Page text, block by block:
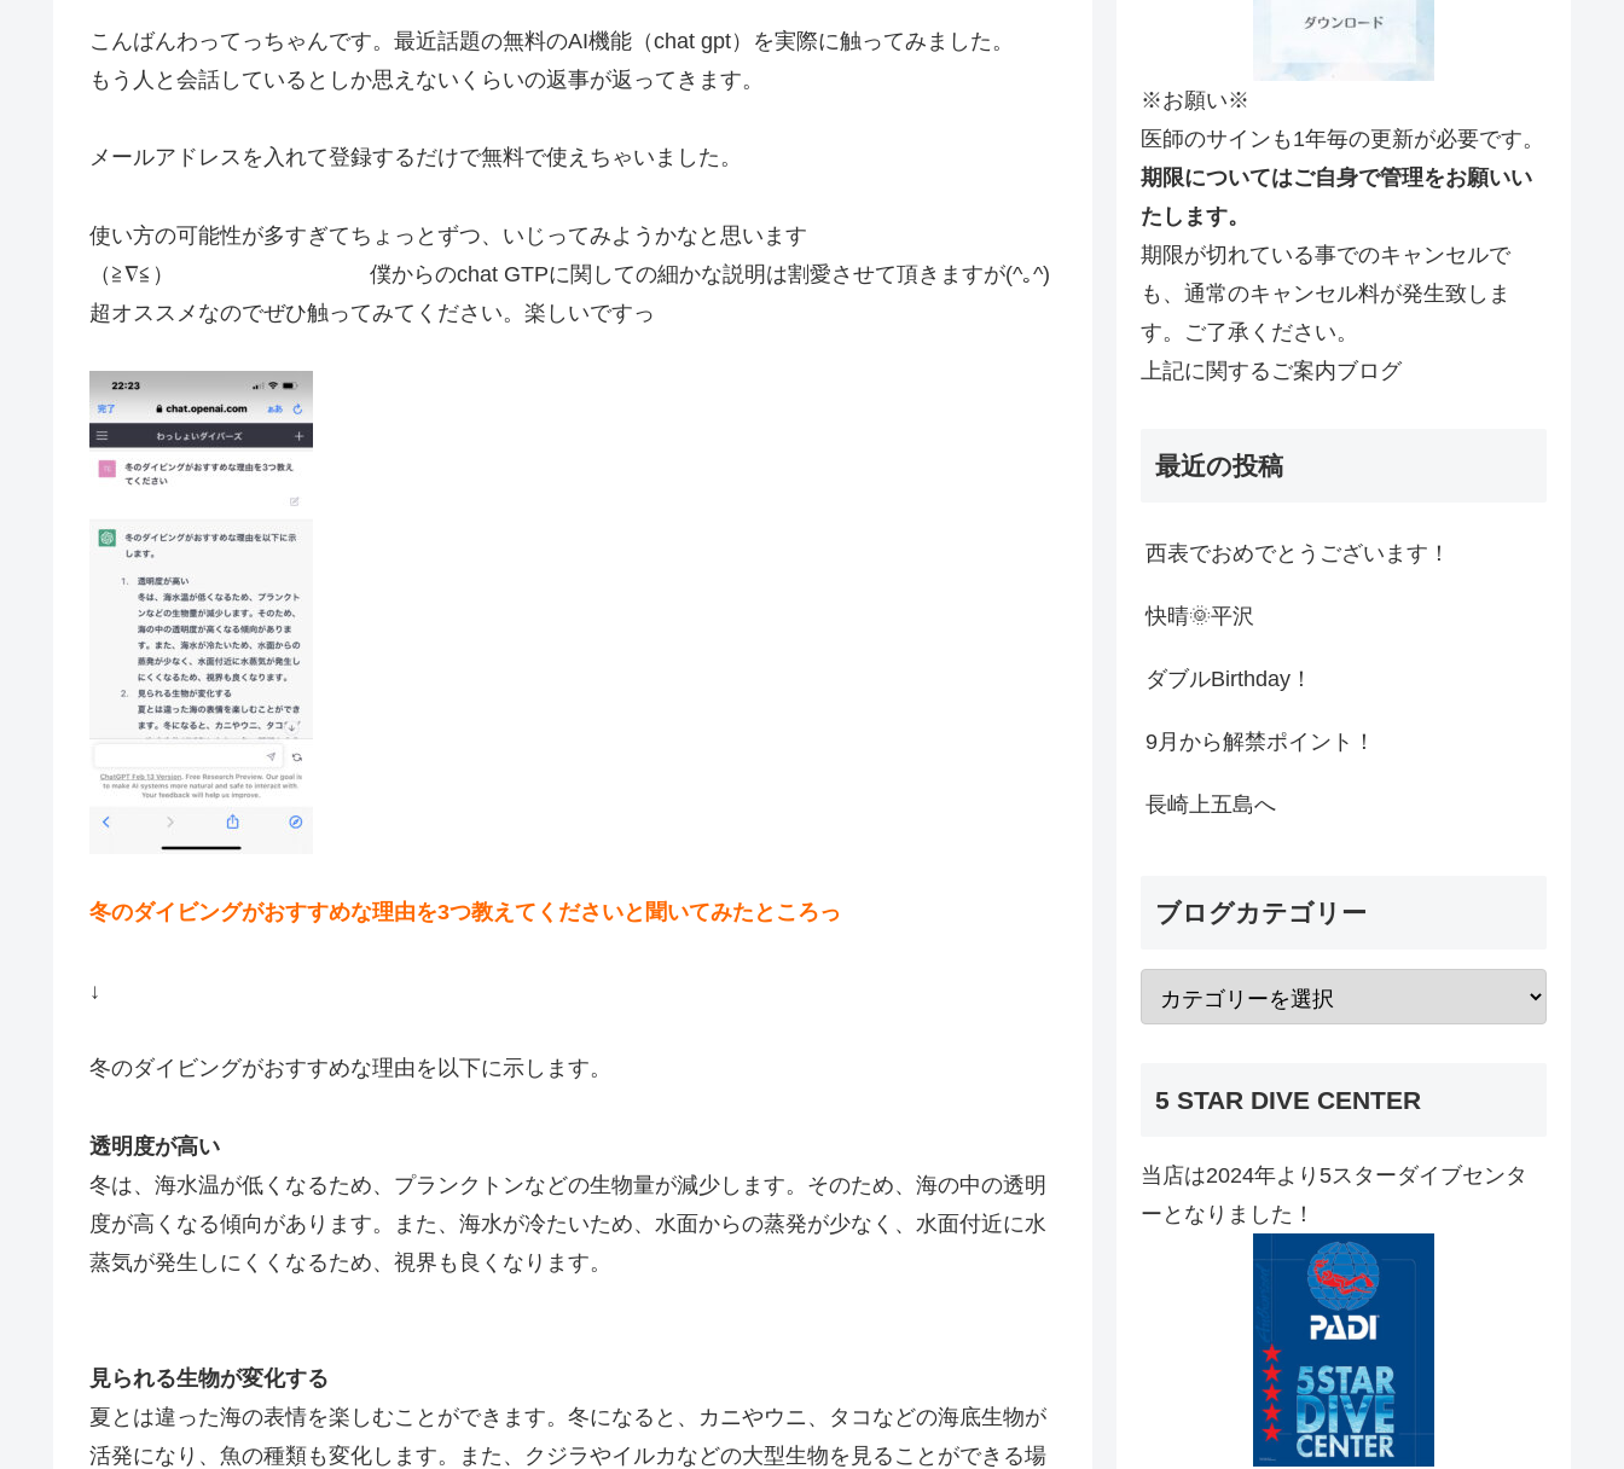
こんばんわってっちゃんです。最近話題の無料のAI機能（chat gpt）を実際に触ってみました。
もう人と会話しているとしか思えないくらいの返事が返ってきます。
メールアドレスを入れて登録するだけで無料で使えちゃいました。
使い方の可能性が多すぎてちょっとずつ、いじってみようかなと思います
（≧∇≦） 僕からのchat GTPに関しての細かな説明は割愛させて頂きますが(^｡^)
超オススメなのでぜひ触ってみてください。楽しいですっ
冬のダイビングがおすすめな理由を3つ教えてくださいと聞いてみたところっ
↓
冬のダイビングがおすすめな理由を以下に示します。
透明度が高い
冬は、海水温が低くなるため、プランクトンなどの生物量が減少します。そのため、海の中の透明
度が高くなる傾向があります。また、海水が冷たいため、水面からの蒸発が少なく、水面付近に水
蒸気が発生しにくくなるため、視界も良くなります。
見られる生物が変化する
夏とは違った海の表情を楽しむことができます。冬になると、カニやウニ、タコなどの海底生物が
活発になり、魚の種類も変化します。また、クジラやイルカなどの大型生物を見ることができる場
※お願い※
医師のサインも1年毎の更新が必要です。
期限についてはご自身で管理をお願いい
たします。
期限が切れている事でのキャンセルで
も、通常のキャンセル料が発生致しま
す。ご了承ください。
上記に関するご案内ブログ
最近の投稿
西表でおめでとうございます！
快晴🌞平沢
ダブルBirthday！
9月から解禁ポイント！
長崎上五島へ
ブログカテゴリー
5 STAR DIVE CENTER
当店は2024年より5スターダイブセンタ
ーとなりました！